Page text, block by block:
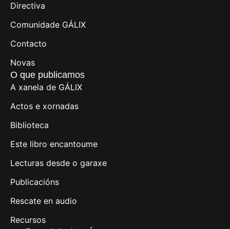
Directiva
Comunidade GÁLIX
Contacto
Novas
O que publicamos
A xanela de GÁLIX
Actos e xornadas
Biblioteca
Este libro encantoume
Lecturas desde o garaxe
Publicacións
Rescate en audio
Recursos